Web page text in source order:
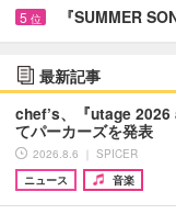
5 位 『SUMMER
最新記事
chef’s、『utage
てパーカーズを発表
2026.8.6 ｜ SPICER
ニュース
音楽